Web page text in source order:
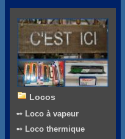
Locos
➻ Loco à vapeur
➻ Loco thermique